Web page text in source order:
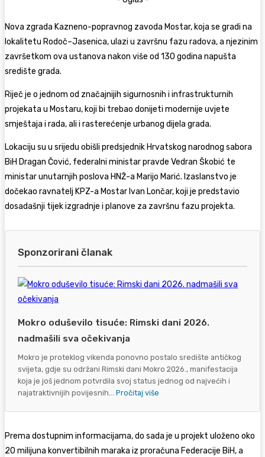
Nova zgrada Kazneno-popravnog zavoda Mostar, koja se gradi na
lokalitetu Rodoč–Jasenica, ulazi u završnu fazu radova, a njezinim
završetkom ova ustanova nakon više od 130 godina napušta
središte grada.
Riječ je o jednom od značajnijih sigurnosnih i infrastrukturnih
projekata u Mostaru, koji bi trebao donijeti modernije uvjete
smještaja i rada, ali i rasterećenje urbanog dijela grada.
Lokaciju su u srijedu obišli predsjednik Hrvatskog narodnog sabora
BiH Dragan Čović, federalni ministar pravde Vedran Škobić te
ministar unutarnjih poslova HNŽ-a Marijo Marić. Izaslanstvo je
dočekao ravnatelj KPZ-a Mostar Ivan Lončar, koji je predstavio
dosadašnji tijek izgradnje i planove za završnu fazu projekta.
Sponzorirani članak
Mokro oduševilo tisuće: Rimski dani 2026.
nadmašili sva očekivanja
Mokro je proteklog vikenda ponovno postalo središte antičkog
svijeta, gdje su održani Rimski dani Mokro 2026., manifestacija
koja je još jednom potvrdila svoj status jednog od najvećih i
najatraktivnijih povijesnih... Pročitaj više
Prema dostupnim informacijama, do sada je u projekt uloženo oko
20 milijuna konvertibilnih maraka iz proračuna Federacije BiH, a